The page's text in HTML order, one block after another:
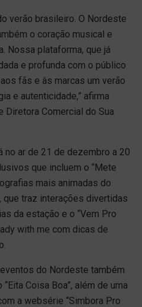
verão brasileiro. O Nordeste
o coração musical e
Nossa plataforma, que já
e profunda com o público
fãs e às marcas um verão
e autenticidade,” afirma
Diretora Comercial do Sua
no ar de 21 de dezembro a 20
que incluem o “Mete
mais animadas do
que traz interações divertidas
da estação e o “Vem Pro
with me com dicas de
do Nordeste também
Coisa Boa”, além de uma
a websérie “Simbora Pro